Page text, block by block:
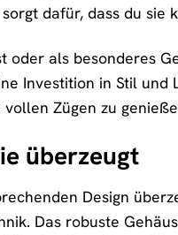
dafür, dass du sie
oder als besonderes
Investition in Stil
Zügen zu
überzeugt
Design
Das robuste